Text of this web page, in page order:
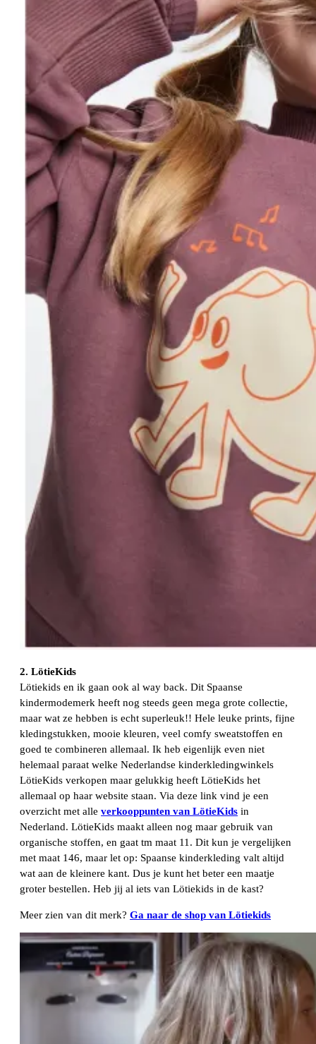
2. LötieKids
Lötiekids en ik gaan ook al way back. Dit Spaanse
kindermodemerk heeft nog steeds geen mega grote collectie,
maar wat ze hebben is echt superleuk!! Hele leuke prints, fijne
kledingstukken, mooie kleuren, veel comfy sweatstoffen en
goed te combineren allemaal. Ik heb eigenlijk even niet
helemaal paraat welke Nederlandse kinderkledingwinkels
LötieKids verkopen maar gelukkig heeft LötieKids het
allemaal op haar website staan. Via deze link vind je een
overzicht met alle verkooppunten van LötieKids in
Nederland. LötieKids maakt alleen nog maar gebruik van
organische stoffen, en gaat tm maat 11. Dit kun je vergelijken
met maat 146, maar let op: Spaanse kinderkleding valt altijd
wat aan de kleinere kant. Dus je kunt het beter een maatje
groter bestellen. Heb jij al iets van Lötiekids in de kast?
Meer zien van dit merk? Ga naar de shop van Lötiekids